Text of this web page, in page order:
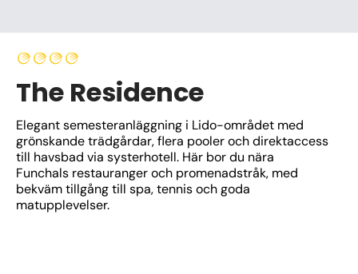
The Residence
Elegant semesteranläggning i Lido-området med
grönskande trädgårdar, flera pooler och direktaccess
till havsbad via systerhotell. Här bor du nära
Funchals restauranger och promenadstråk, med
bekväm tillgång till spa, tennis och goda
matupplevelser.